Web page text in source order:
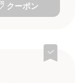
クーポン